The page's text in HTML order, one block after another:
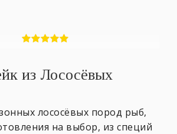
из Лососёвых
лососёвых пород рыб,
на выбор, из специй